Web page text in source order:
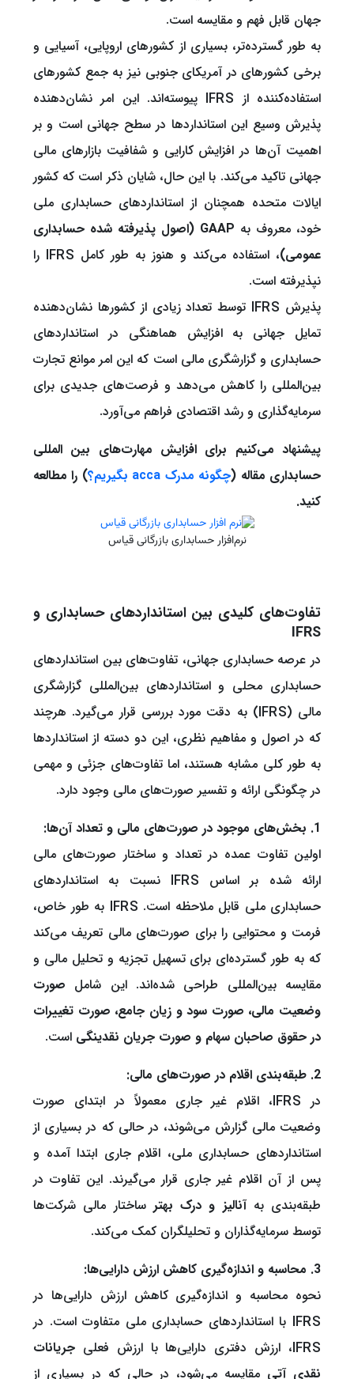
جهان قابل فهم و مقایسه است.
به طور گسترده‌تر، بسیاری از کشورهای اروپایی، آسیایی و
برخی کشورهای در آمریکای جنوبی نیز به جمع کشورهای
استفاده‌کننده از IFRS پیوسته‌اند. این امر نشان‌دهنده
پذیرش وسیع این استانداردها در سطح جهانی است و بر
اهمیت آن‌ها در افزایش کارایی و شفافیت بازارهای مالی
جهانی تاکید می‌کند. با این حال، شایان ذکر است که کشور
ایالات متحده همچنان از استانداردهای حسابداری ملی
خود، معروف به
GAAP (اصول پذیرفته شده حسابداری
عمومی)
، استفاده می‌کند و هنوز به طور کامل IFRS را
نپذیرفته است.
پذیرش IFRS توسط تعداد زیادی از کشورها نشان‌دهنده
تمایل جهانی به افزایش هماهنگی در استانداردهای
حسابداری و گزارشگری مالی است که این امر موانع تجارت
بین‌المللی را کاهش می‌دهد و فرصت‌های جدیدی برای
سرمایه‌گذاری و رشد اقتصادی فراهم می‌آورد.
پیشنهاد می‌کنیم برای افزایش مهارت‌های بین المللی
حسابداری مقاله (چگونه مدرک acca بگیریم؟
) را مطالعه
کنید.
نرم‌افزار حسابداری بازرگانی قیاس
تفاوت‌های کلیدی بین استانداردهای حسابداری و
IFRS
در عرصه حسابداری جهانی، تفاوت‌های بین استانداردهای
حسابداری محلی و استانداردهای بین‌المللی گزارشگری
مالی (IFRS) به دقت مورد بررسی قرار می‌گیرد. هرچند
که در اصول و مفاهیم نظری، این دو دسته از استانداردها
به طور کلی مشابه هستند، اما تفاوت‌های جزئی و مهمی
در چگونگی ارائه و تفسیر صورت‌های مالی وجود دارد.
1. بخش‌های موجود در صورت‌های مالی و تعداد آن‌ها:
اولین تفاوت عمده در تعداد و ساختار صورت‌های مالی
ارائه شده بر اساس IFRS نسبت به استانداردهای
حسابداری ملی قابل ملاحظه است. IFRS به طور خاص،
فرمت و محتوایی را برای صورت‌های مالی تعریف می‌کند
که به طور گسترده‌ای برای تسهیل تجزیه و تحلیل مالی و
مقایسه بین‌المللی طراحی شده‌اند. این شامل صورت
وضعیت مالی، صورت سود و زیان جامع، صورت تغییرات
در حقوق صاحبان سهام و صورت جریان نقدینگی است.
2. طبقه‌بندی اقلام در صورت‌های مالی:
در IFRS، اقلام غیر جاری معمولاً در ابتدای صورت
وضعیت مالی گزارش می‌شوند، در حالی که در بسیاری از
استانداردهای حسابداری ملی، اقلام جاری ابتدا آمده و
پس از آن اقلام غیر جاری قرار می‌گیرند. این تفاوت در
طبقه‌بندی بهآنالیز و درک بهتر ساختار مالی شرکت‌ها
توسط سرمایه‌گذاران و تحلیلگران کمک می‌کند.
3. محاسبه و اندازه‌گیری کاهش ارزش دارایی‌ها:
نحوه محاسبه و اندازه‌گیری کاهش ارزش دارایی‌ها در
IFRS با استانداردهای حسابداری ملی متفاوت است. در
IFRS، ارزش دفتری دارایی‌ها با ارزش فعلی
جریانات
نقدی آتی مقایسه می‌شود، در حالی که در بسیاری از